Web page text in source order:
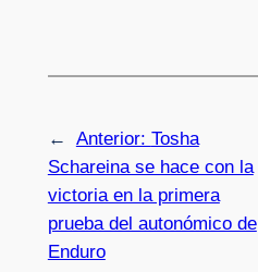
← Anterior: Tosha
Schareina se hace con la
victoria en la primera
prueba del autonómico de
Enduro